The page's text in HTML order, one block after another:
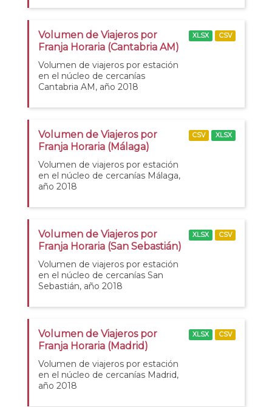
Volumen de Viajeros por
Franja Horaria (Cantabria AM)
Volumen de viajeros por estación
en el núcleo de cercanías
Cantabria AM, año 2018
XLSX CSV
Volumen de Viajeros por
Franja Horaria (Málaga)
Volumen de viajeros por estación
en el núcleo de cercanías Málaga,
año 2018
CSV XLSX
Volumen de Viajeros por
Franja Horaria (San Sebastián)
Volumen de viajeros por estación
en el núcleo de cercanías San
Sebastián, año 2018
XLSX CSV
Volumen de Viajeros por
Franja Horaria (Madrid)
Volumen de viajeros por estación
en el núcleo de cercanías Madrid,
año 2018
XLSX CSV